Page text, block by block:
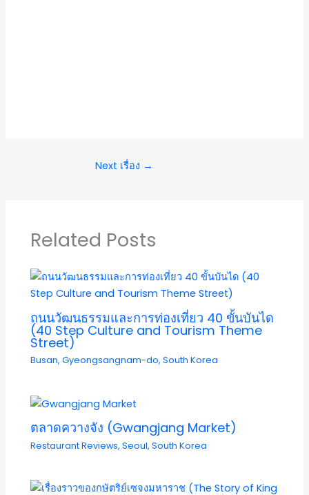
Next เรื่อง →
Related Posts
ถนนวัฒนธรรมและการท่องเที่ยว 40 ขั้นบันได
(40 Step Culture and Tourism Theme
Street)
Busan,Gyeongsangnam-do,South Korea
ตลาดควางจัง (Gwangjang Market)
Restaurant Reviews,Seoul,South Korea